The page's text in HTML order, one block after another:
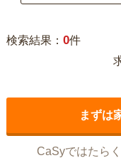
検索結果： 0件
まずは
CaSyではたら